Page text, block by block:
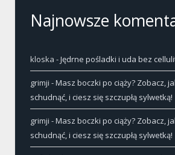
Najnowsze
kloska -Jędrne pośladki i uda bez
grimji -Masz boczki po ciąży? Zobacz,
schudnąć, i ciesz się szczupłą sylwetką!
grimji -Masz boczki po ciąży? Zobacz,
schudnąć, i ciesz się szczupłą sylwetką!